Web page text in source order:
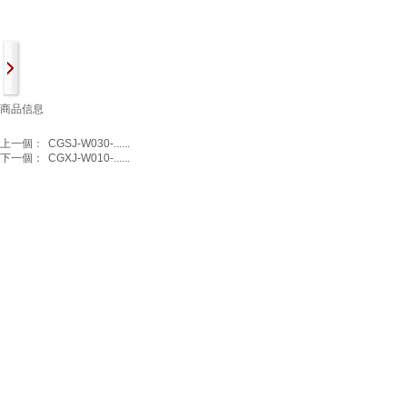
商品信息
上一個：
CGSJ-W030-......
下一個：
CGXJ-W010-......